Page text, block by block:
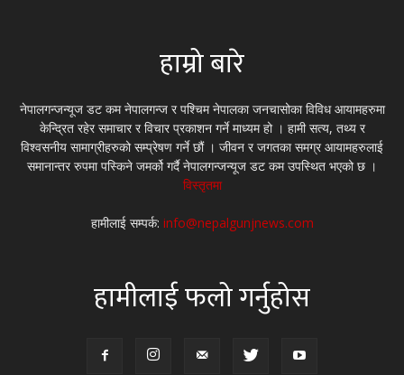
हाम्रो बारे
नेपालगन्जन्यूज डट कम नेपालगन्ज र पश्चिम नेपालका जनचासोका विविध आयामहरुमा
केन्द्रित रहेर समाचार र विचार प्रकाशन गर्ने माध्यम हो । हामी सत्य, तथ्य र
विश्वसनीय सामाग्रीहरुको सम्प्रेषण गर्ने छौं । जीवन र जगतका समग्र आयामहरुलाई
समानान्तर रुपमा पस्किने जमर्को गर्दै नेपालगन्जन्यूज डट कम उपस्थित भएको छ ।
विस्तृतमा
हामीलाई सम्पर्क: info@nepalgunjnews.com
हामीलाई फलो गर्नुहोस